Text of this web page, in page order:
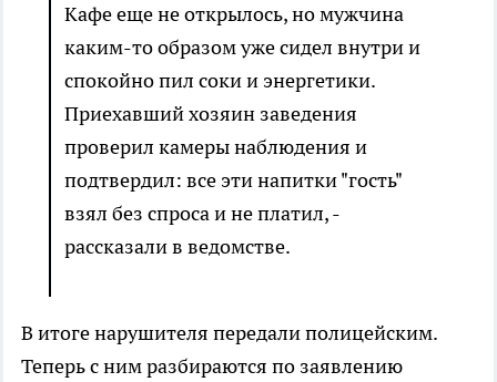
Кафе еще не открылось, но мужчина
каким-то образом уже сидел внутри и
спокойно пил соки и энергетики.
Приехавший хозяин заведения
проверил камеры наблюдения и
подтвердил: все эти напитки "гость"
взял без спроса и не платил, -
рассказали в ведомстве.
В итоге нарушителя передали полицейским.
Теперь с ним разбираются по заявлению